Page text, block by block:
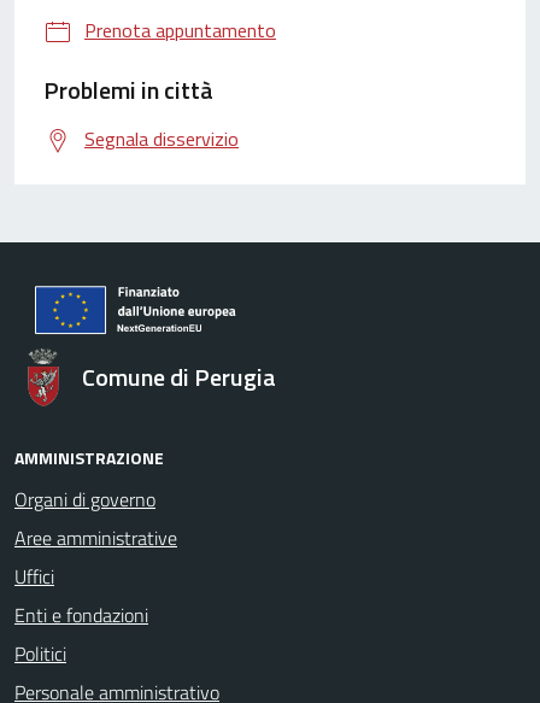
Prenota appuntamento
Problemi in città
Segnala disservizio
Comune di Perugia
AMMINISTRAZIONE
Organi di governo
Aree amministrative
Uffici
Enti e fondazioni
Politici
Personale amministrativo